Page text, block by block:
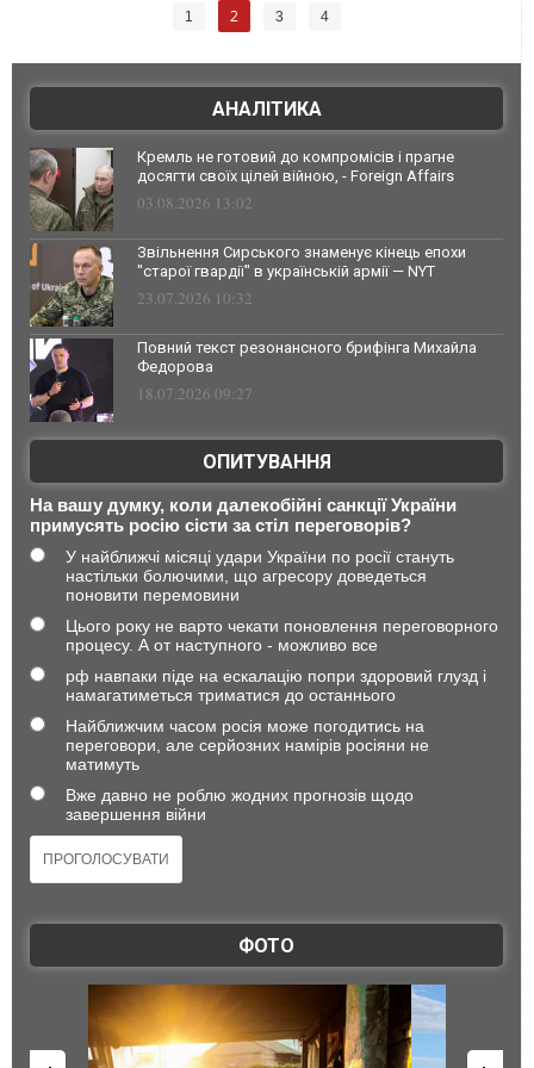
1 2 3 4
АНАЛІТИКА
Кремль не готовий до компромісів і прагне
досягти своїх цілей війною, - Foreign Affairs
03.08.2026 13:02
Звільнення Сирського знаменує кінець епохи
"старої гвардії" в українській армії — NYT
23.07.2026 10:32
Повний текст резонансного брифінга Михайла
Федорова
18.07.2026 09:27
ОПИТУВАННЯ
На вашу думку, коли далекобійні санкції України
примусять росію сісти за стіл переговорів?
У найближчі місяці удари України по росії стануть
настільки болючими, що агресору доведеться
поновити перемовини
Цього року не варто чекати поновлення переговорного
процесу. А от наступного - можливо все
рф навпаки піде на ескалацію попри здоровий глузд і
намагатиметься триматися до останнього
Найближчим часом росія може погодитись на
переговори, але серйозних намірів росіяни не
матимуть
Вже давно не роблю жодних прогнозів щодо
завершення війни
ФОТО